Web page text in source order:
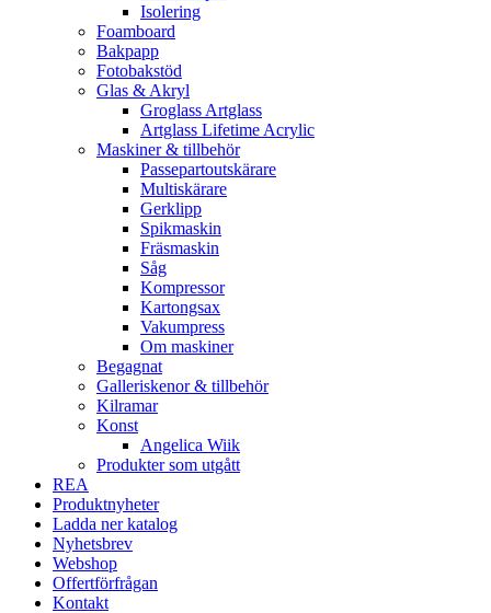
Isolering
Foamboard
Bakpapp
Fotobakstöd
Glas & Akryl
Groglass Artglass
Artglass Lifetime Acrylic
Maskiner & tillbehör
Passepartoutskärare
Multiskärare
Gerklipp
Spikmaskin
Fräsmaskin
Såg
Kompressor
Kartongsax
Vakumpress
Om maskiner
Begagnat
Galleriskenor & tillbehör
Kilramar
Konst
Angelica Wiik
Produkter som utgått
REA
Produktnyheter
Ladda ner katalog
Nyhetsbrev
Webshop
Offertförfrågan
Kontakt